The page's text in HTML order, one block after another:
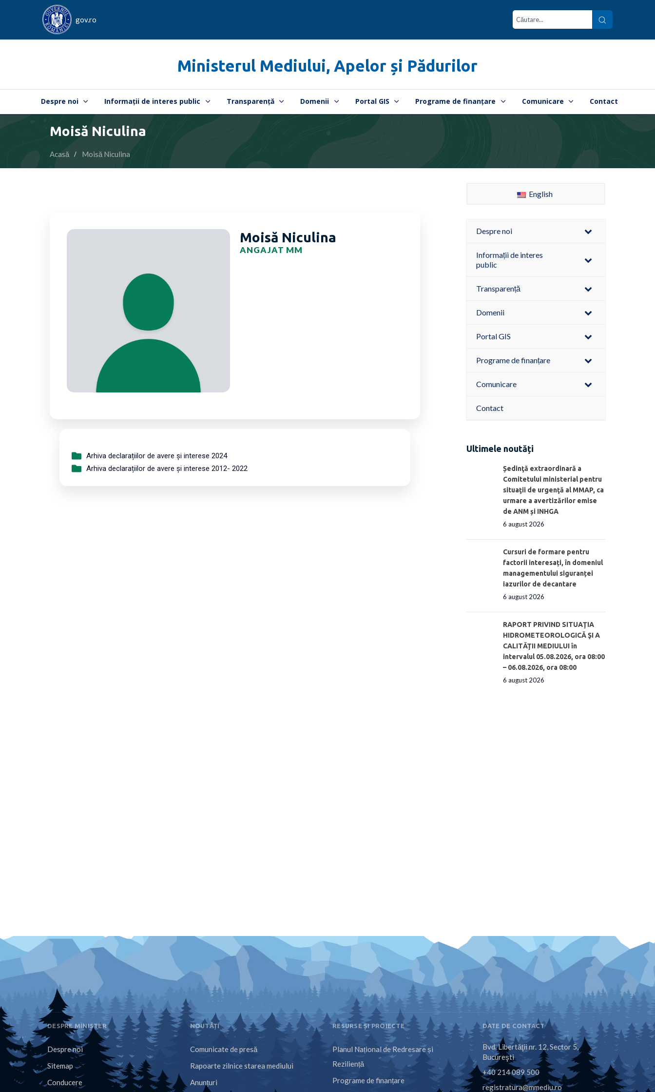
gov.ro
Ministerul Mediului, Apelor și Pădurilor
Despre noi Informații de interes public Transparență Domenii Portal GIS Programe de finanțare Comunicare Contact
Moisă Niculina
Acasă Moisă Niculina
Moisă Niculina
ANGAJAT MM
Arhiva declarațiilor de avere și interese 2024
Arhiva declarațiilor de avere și interese 2012- 2022
English
Despre noi
Informații de interes
public
Transparență
Domenii
Portal GIS
Programe de finanțare
Comunicare
Contact
Ultimele noutăți
Ședinţă extraordinară a
Comitetului ministerial pentru
situaţii de urgenţă al MMAP, ca
urmare a avertizărilor emise
de ANM și INHGA
6 august 2026
Cursuri de formare pentru
factorii interesați, în domeniul
managementului siguranței
iazurilor de decantare
6 august 2026
RAPORT PRIVIND SITUAŢIA
HIDROMETEOROLOGICĂ ŞI A
CALITĂŢII MEDIULUI în
intervalul 05.08.2026, ora 08:00
– 06.08.2026, ora 08:00
6 august 2026
DESPRE MINISTER
Despre noi
Sitemap
Conducere
NOUTĂȚI
Comunicate de presă
Rapoarte zilnice starea mediului
Anunțuri
RESURSE ȘI PROIECTE
Planul Național de Redresare și
Reziliență
Programe de finanțare
DATE DE CONTACT
Bvd. Libertăţii nr. 12, Sector 5,
Bucureşti
+40 214 089 500
registratura@mmediu.ro